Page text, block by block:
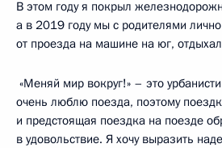
В этом году я покрыл
а в 2019 году мы с родителями
от проезда на машине на юг,
«Меняй мир вокруг!» – это
очень люблю поезда, поэтому
и предстоящая поездка на поезде
в удовольствие. Я хочу выразить